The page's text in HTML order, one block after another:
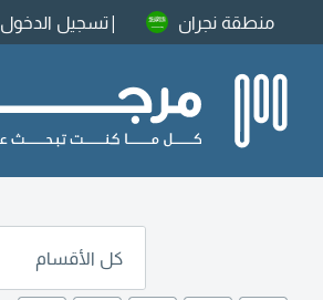
منطقة نجران تسجيل الدخول
كل الأقسام